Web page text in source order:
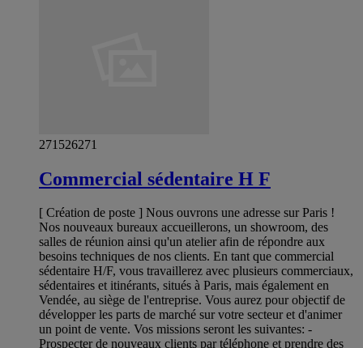
271526271
Commercial sédentaire H F
[ Création de poste ] Nous ouvrons une adresse sur Paris !
Nos nouveaux bureaux accueillerons, un showroom, des
salles de réunion ainsi qu'un atelier afin de répondre aux
besoins techniques de nos clients. En tant que commercial
sédentaire H/F, vous travaillerez avec plusieurs commerciaux,
sédentaires et itinérants, situés à Paris, mais également en
Vendée, au siège de l'entreprise. Vous aurez pour objectif de
développer les parts de marché sur votre secteur et d'animer
un point de vente. Vos missions seront les suivantes: -
Prospecter de nouveaux clients par téléphone et prendre des